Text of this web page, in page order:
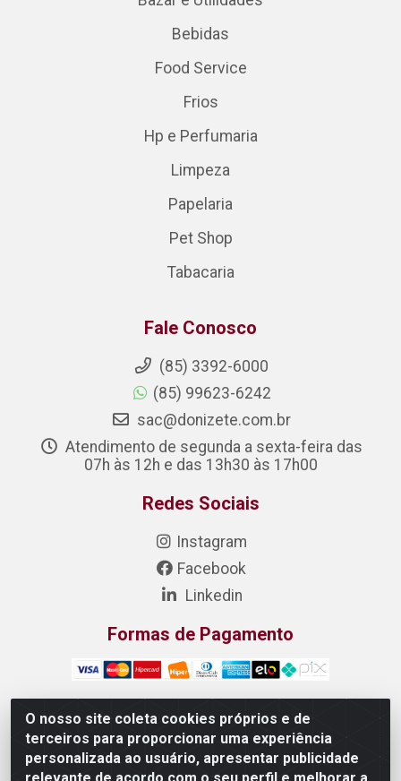
O nosso site coleta cookies próprios e de
terceiros para proporcionar uma experiência
personalizada ao usuário, apresentar publicidade
Bebidas
Food Service
Frios
Hp e Perfumaria
Limpeza
Papelaria
Pet Shop
Tabacaria
Fale Conosco
(85) 3392-6000
(85) 99623-6242
sac@donizete.com.br
Atendimento de segunda a sexta-feira das
07h às 12h e das 13h30 às 17h00
Redes Sociais
Instagram
Facebook
Linkedin
Formas de Pagamento
DONIZETE DISTRIBUIDORA DE ALIMENTOS S/A - Rua
Raimundo Matias, 377 - Pedras, Itaitinga/CE - CEP
61.887-880 - CNPJ 23.577.851/0001-05